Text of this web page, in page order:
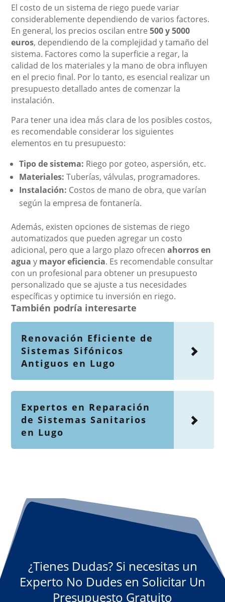
El costo de un sistema de riego puede variar
considerablemente dependiendo de varios factores.
En general, los precios oscilan entre500 y 5000
euros, dependiendo de la complejidad y tamaño del
sistema. Factores como la superficie a regar, la
calidad de los materiales y la mano de obra influyen
en el precio final. Por lo tanto, es esencial realizar un
presupuesto detallado antes de comenzar la
instalación.
Para tener una idea más clara de los posibles costos,
es recomendable considerar los siguientes
elementos en tu presupuesto:
Tipo de sistema: Riego por goteo, aspersión, etc.
Materiales: Tuberías, válvulas, programadores.
Instalación: Costos de mano de obra, que varían
según la empresa de fontanería.
Además, existen opciones de sistemas de riego
automatizados que pueden agregar un costo
adicional, pero que a largo plazo ofrecenahorros en
agua y mayor eficiencia. Es recomendable consultar
con un profesional para obtener un presupuesto
personalizado que se ajuste a tus necesidades
específicas y optimice tu inversión en riego.
También podría interesarte
Renovación Eficiente de
Sistemas Sifónicos
Antiguos en Lugo
Expertos en Reparación
de Sistemas Sanitarios
en Lugo
¿Tienes Dudas? Si necesitas un
Experto No Dudes en Solicitar Un
Presupuesto Gratuito